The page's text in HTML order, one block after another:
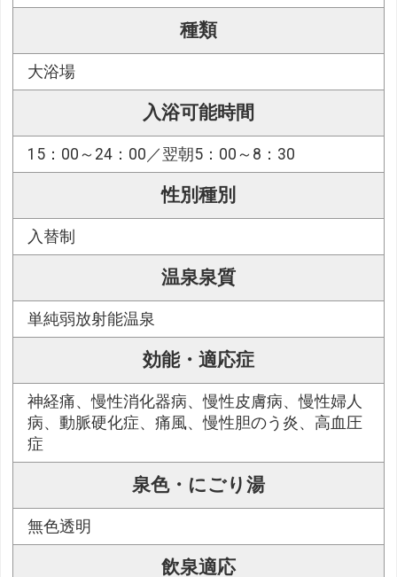
種類
大浴場
入浴可能時間
15：00～24：00／翌朝5：00～8：30
性別種別
入替制
温泉泉質
単純弱放射能温泉
効能・適応症
神経痛、慢性消化器病、慢性皮膚病、慢性婦人
病、動脈硬化症、痛風、慢性胆のう炎、高血圧
症
泉色・にごり湯
無色透明
飲泉適応